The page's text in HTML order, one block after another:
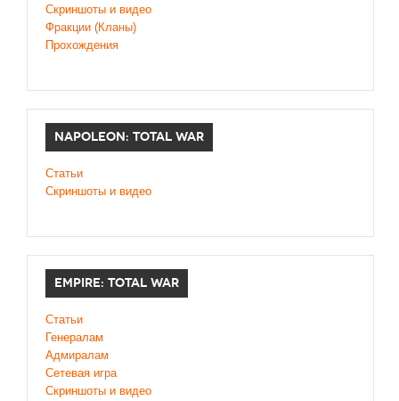
Cкриншоты и видео
Фракции (Кланы)
Прохождения
NAPOLEON: TOTAL WAR
Статьи
Скриншоты и видео
EMPIRE: TOTAL WAR
Статьи
Генералам
Адмиралам
Сетевая игра
Скриншоты и видео